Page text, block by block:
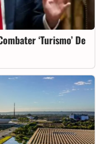
‘turismo’ De